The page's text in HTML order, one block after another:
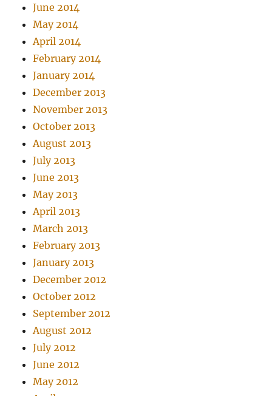
June 2014
May 2014
April 2014
February 2014
January 2014
December 2013
November 2013
October 2013
August 2013
July 2013
June 2013
May 2013
April 2013
March 2013
February 2013
January 2013
December 2012
October 2012
September 2012
August 2012
July 2012
June 2012
May 2012